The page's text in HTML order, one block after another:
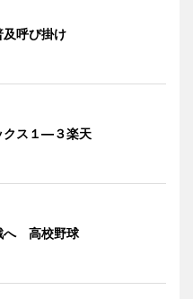
及呼び掛け
クス１―３楽天
へ 高校野球